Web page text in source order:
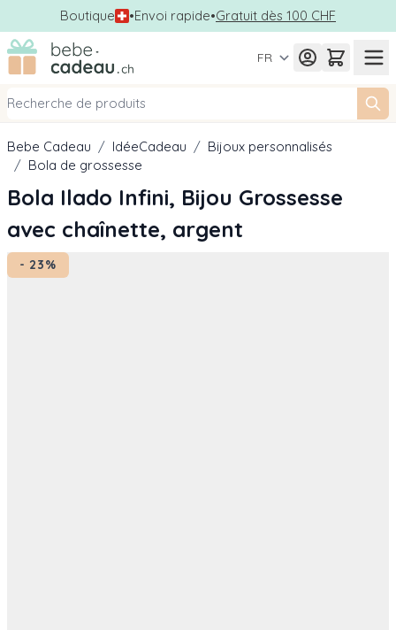
Boutique •Envoi rapide•Gratuit dès 100 CHF
Allez au contenu
FR
Bebe Cadeau / IdéeCadeau / Bijoux personnalisés
/ Bola de grossesse
Bola Ilado Infini, Bijou Grossesse
avec chaînette, argent
- 23%